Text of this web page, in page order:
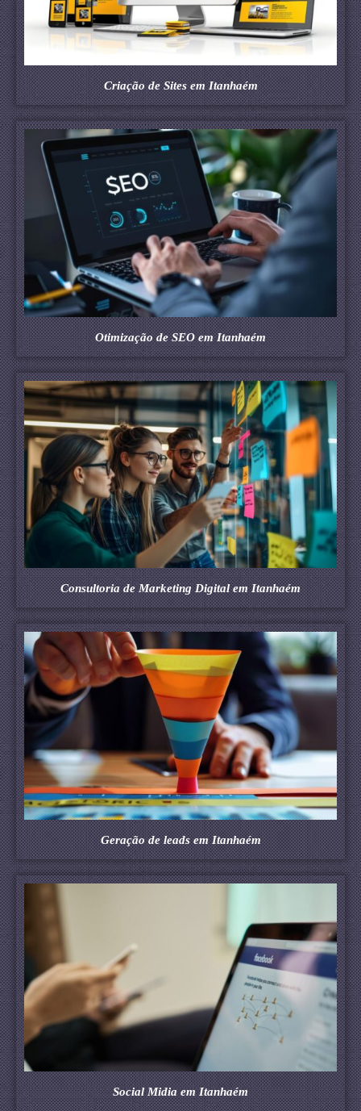
Criação de Sites em Itanhaém
Otimização de SEO em Itanhaém
Consultoria de Marketing Digital em Itanhaém
Geração de leads em Itanhaém
Social Midia em Itanhaém